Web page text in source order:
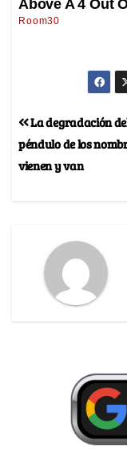
La degradación
péndulo de los
vienen y van